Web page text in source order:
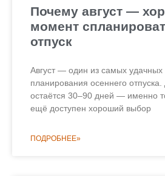
Почему август —
момент
отпуск
Август — один из самых
планирования осеннего
остаётся 30–90 дней — именно
ещё доступен хороший выбор
ПОДРОБНЕЕ»